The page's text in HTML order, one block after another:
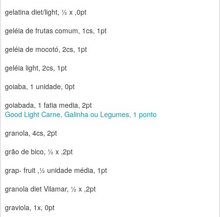
gelatina diet/light, ½ x ,0pt
geléia de frutas comum, 1cs, 1pt
geléia de mocotó, 2cs, 1pt
geléia light, 2cs, 1pt
goiaba, 1 unidade, 0pt
goiabada, 1 fatia media, 2pt
Good Light Carne, Galinha ou Legumes, 1 ponto
granola, 4cs, 2pt
grão de bico, ½ x ,2pt
grap- fruit ,½ unidade média, 1pt
granola diet Vilamar, ½ x ,2pt
graviola, 1x, 0pt